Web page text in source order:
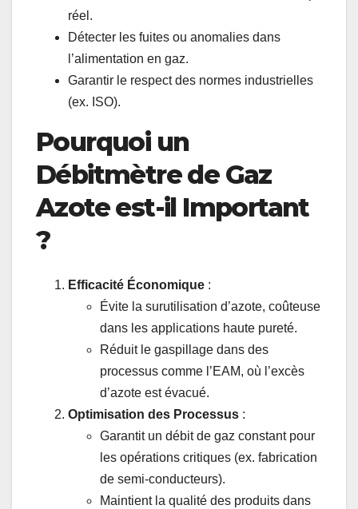
réel.
Détecter les fuites ou anomalies dans
l’alimentation en gaz.
Garantir le respect des normes industrielles
(ex. ISO).
Pourquoi un
Débitmètre de Gaz
Azote est-il Important
?
Efficacité Économique :
Évite la surutilisation d’azote, coûteuse
dans les applications haute pureté.
Réduit le gaspillage dans des
processus comme l’EAM, où l’excès
d’azote est évacué.
Optimisation des Processus :
Garantit un débit de gaz constant pour
les opérations critiques (ex. fabrication
de semi-conducteurs).
Maintient la qualité des produits dans